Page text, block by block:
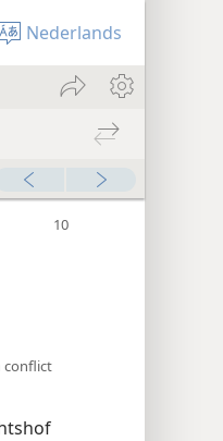
Nederlands
conflict